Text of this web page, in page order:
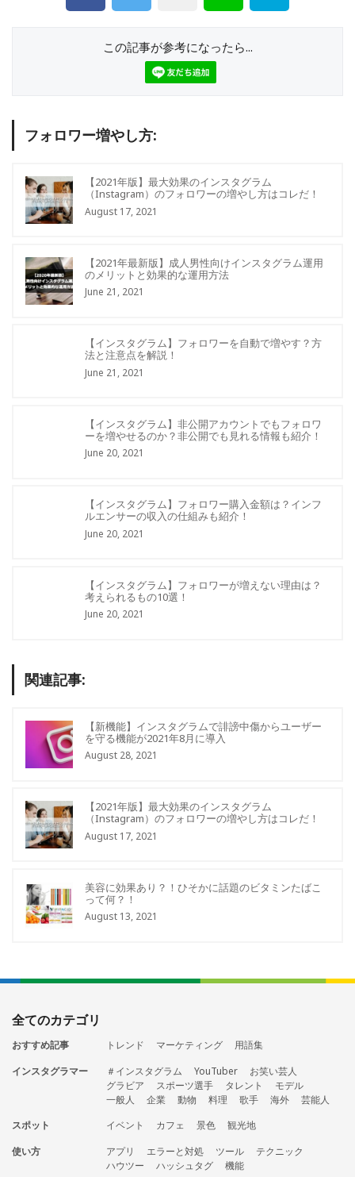
この記事が参考になったら...
フォロワー増やし方:
【2021年版】最大効果のインスタグラム
（Instagram）のフォロワーの増やし方はコレだ！
August 17, 2021
【2021年最新版】成人男性向けインスタグラム運用
のメリットと効果的な運用方法
June 21, 2021
【インスタグラム】フォロワーを自動で増やす？方
法と注意点を解説！
June 21, 2021
【インスタグラム】非公開アカウントでもフォロワ
ーを増やせるのか？非公開でも見れる情報も紹介！
June 20, 2021
【インスタグラム】フォロワー購入金額は？インフ
ルエンサーの収入の仕組みも紹介！
June 20, 2021
【インスタグラム】フォロワーが増えない理由は？
考えられるもの10選！
June 20, 2021
関連記事:
【新機能】インスタグラムで誹謗中傷からユーザー
を守る機能が2021年8月に導入
August 28, 2021
【2021年版】最大効果のインスタグラム
（Instagram）のフォロワーの増やし方はコレだ！
August 17, 2021
美容に効果あり？！ひそかに話題のビタミンたばこ
って何？！
August 13, 2021
全てのカテゴリ
おすすめ記事 トレンド マーケティング
用語集
インスタグラマー
＃インスタグラム YouTuber
お笑い芸人
グラビア
スポーツ選手 タレント
モデル
一般人
企業 動物 料理 歌手 海外
芸能人
スポット
イベント カフェ 景色
観光地
使い方
アプリ エラーと対処 ツール
テクニック
ハウツー
ハッシュタグ 機能